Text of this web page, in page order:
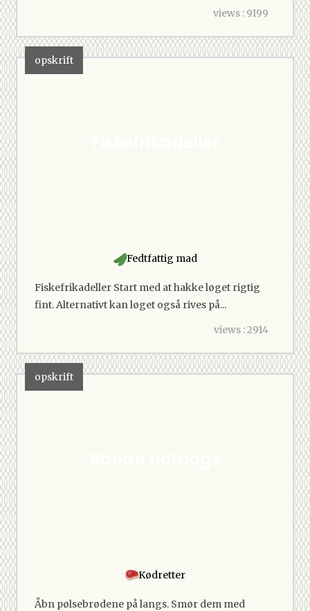
views : 9199
opskrift
Fedtfattig mad
Fiskefrikadeller Start med at hakke løget rigtig
fint. Alternativt kan løget også rives på...
views : 2914
opskrift
Kødretter
Åbn pølsebrødene på langs. Smør dem med